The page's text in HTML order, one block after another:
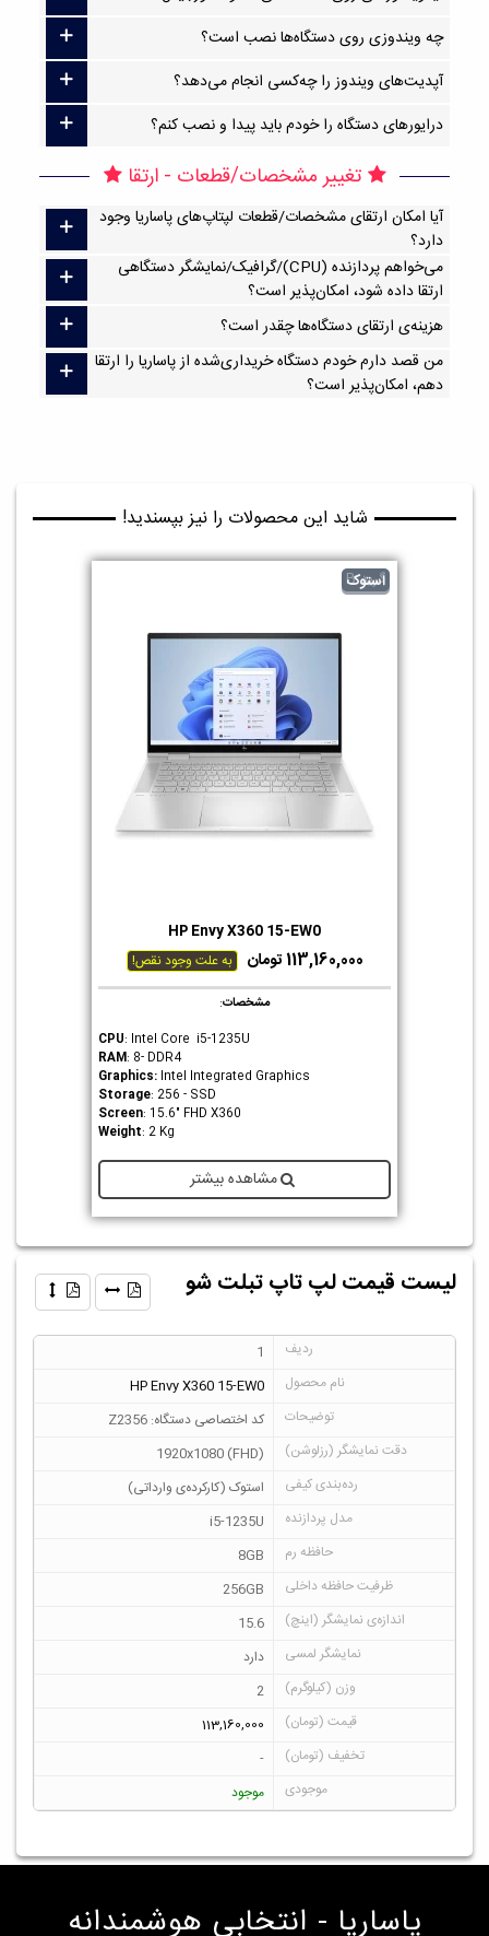
چه ویندوزی روی دستگاه‌ها نصب است؟
آپدیت‌های ویندوز را چه‌کسی انجام می‌دهد؟
درایورهای دستگاه را خودم باید پیدا و نصب کنم؟
تغییر مشخصات/قطعات - ارتقا
آیا امکان ارتقا‌ی مشخصات/قطعات لپتاپ‌های پاساریا وجود
دارد؟
می‌خواهم پردازنده (CPU)/گرافیک/نمایشگر دستگاهی
ارتقا داده شود، امکان‌پذیر است؟
هزینه‌ی ارتقای دستگاه‌ها چقدر است؟
من قصد دارم خودم دستگاه خریداری‌شده از پاساریا را ارتقا
دهم، امکان‌پذیر است؟
شاید این محصولات را نیز بپسندید!
گرید B
استوک
HP Envy X360 15-EW0
113,160,000 تومان به علت وجود نقص!
مشخصات:
CPU: Intel Core i5-1235U
RAM: 8- DDR4
Graphics: Intel Integrated Graphics
Storage: 256 - SSD
Screen: 15.6" FHD X360
Weight: 2 Kg
مشاهده بیشتر
لیست قیمت لپ تاپ تبلت شو
1
HP Envy X360 15-EW0
کد اختصاصی دستگاه: Z2356
1920x1080 (FHD)
استوک (کارکرده‌ی وارداتی)
i5-1235U
8GB
256GB
15.6
دارد
2
113,160,000
-
موجود
پاساریا - انتخابی هوشمندانه